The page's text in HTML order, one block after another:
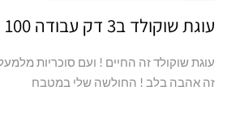
עוגת שוקולד ב3 דק עבודה 100 אחוז הצלחה
עוגת שוקולד זה החיים ! ועם סוכריות
זה אהבה בלב ! החולשה שלי במטבח